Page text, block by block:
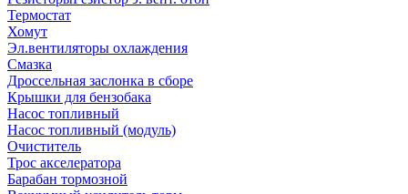
Термостат
Хомут
Эл.вентиляторы охлаждения
Смазка
Дроссельная заслонка в сборе
Крышки для бензобака
Насос топливный
Насос топливный (модуль)
Очиститель
Трос акселератора
Барабан тормозной